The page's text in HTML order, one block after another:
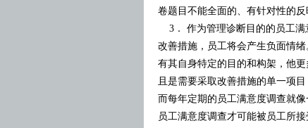
卷题目不能全面的、有针对性的反
3． 作为管理诊断目的的员工满
改善措施，员工将会产生负面情
有其自身特定的目的和构架，他
且是需要采取改善措施的单一项
而每年定期的员工满意度调查就
员工满意度调查才可能被员工所